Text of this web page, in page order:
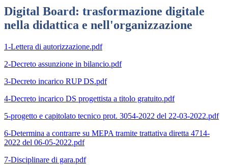
Digital Board: trasformazione digitale
nella didattica e nell'organizzazione
1-Lettera di autorizzazione.pdf
2-Decreto assunzione in bilancio.pdf
3-Decreto incarico RUP DS.pdf
4-Decreto incarico DS progettista a titolo gratuito.pdf
5-progetto e capitolato tecnico prot. 3054-2022 del 22-03-2022.pdf
6-Determina a contrarre su MEPA tramite trattativa diretta 4714-
2022 del 06-05-2022.pdf
7-Disciplinare di gara.pdf